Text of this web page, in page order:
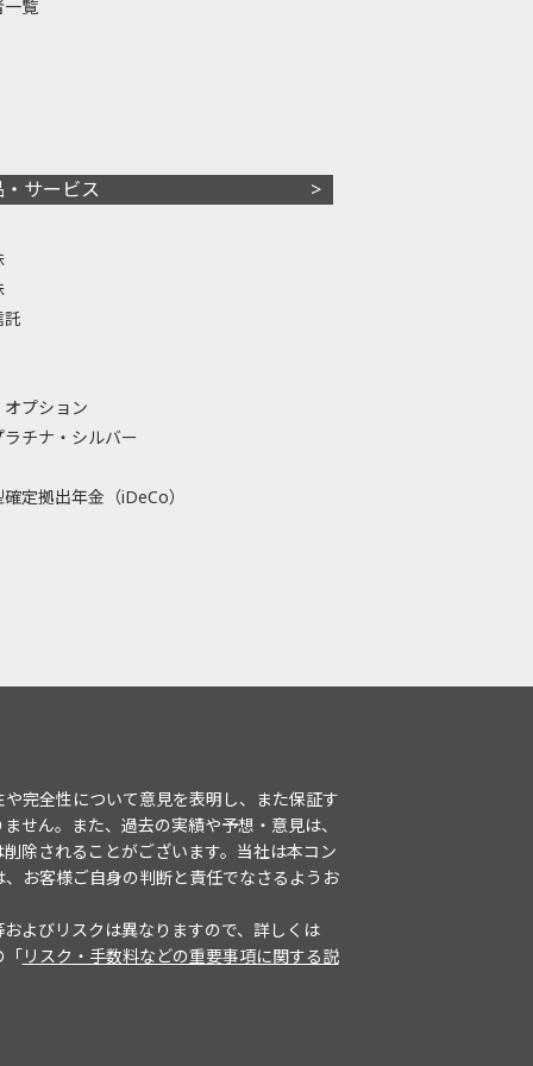
一覧
・サービス
託
プション
ラチナ・シルバー
定拠出年金（iDeCo）
完全性について意見を表明し、また保証す
せん。また、過去の実績や予想・意見は、
除されることがございます。当社は本コン
お客様ご自身の判断と責任でなさるようお
よびリスクは異なりますので、詳しくは
「リスク・手数料などの重要事項に関する説